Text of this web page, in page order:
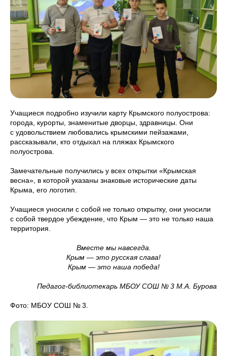
Учащиеся подробно изучили карту Крымского полуострова:
города, курорты, знаменитые дворцы, здравницы. Они
с удовольствием любовались крымскими пейзажами,
рассказывали, кто отдыхал на пляжах Крымского
полуострова.
Замечательные получились у всех открытки «Крымская
весна», в которой указаны знаковые исторические даты
Крыма, его логотип.
Учащиеся уносили с собой не только открытку, они уносили
с собой твердое убеждение, что Крым — это не только наша
территория.
Вместе мы навсегда.
Крым — это русская слава!
Крым — это наша победа!
Педагог-библиотекарь МБОУ СОШ № 3 М.А. Бурова
Фото: МБОУ СОШ № 3.